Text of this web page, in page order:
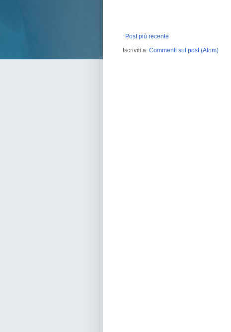
Post più recente
Iscriviti a: Commenti sul post (Atom)